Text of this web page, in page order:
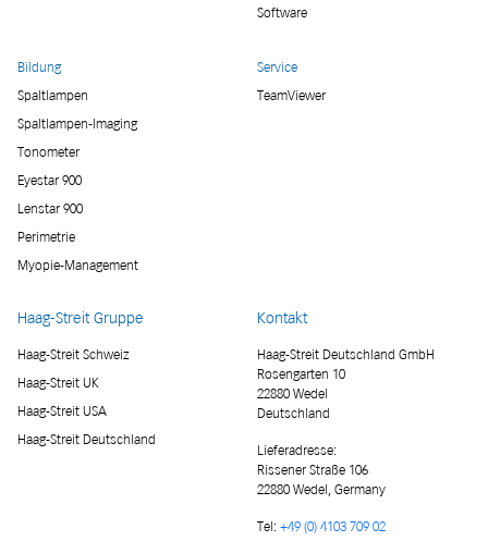
Software
Bildung
Spaltlampen
Spaltlampen-Imaging
Tonometer
Eyestar 900
Lenstar 900
Perimetrie
Myopie-Management
Service
TeamViewer
Haag-Streit Gruppe
Haag-Streit Schweiz
Haag-Streit UK
Haag-Streit USA
Haag-Streit Deutschland
Kontakt
Haag-Streit Deutschland GmbH
Rosengarten 10
22880 Wedel
Deutschland
Lieferadresse:
Rissener Straße 106
22880 Wedel, Germany
Tel: +49 (0) 4103 709 02